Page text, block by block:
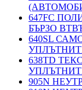
647FC
БЪРЗО
640SL
638TD
905N